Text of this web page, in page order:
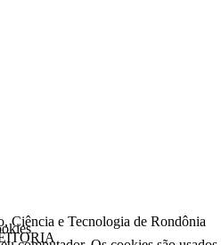
Ciência e Tecnologia de Rondônia